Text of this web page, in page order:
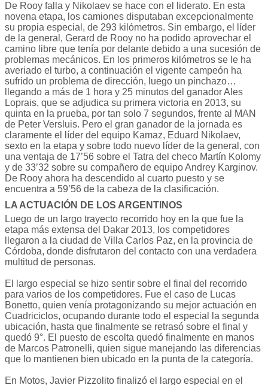
De Rooy falla y Nikolaev se hace con el liderato. En esta
novena etapa, los camiones disputaban excepcionalmente
su propia especial, de 293 kilómetros. Sin embargo, el líder
de la general, Gerard de Rooy no ha podido aprovechar el
camino libre que tenía por delante debido a una sucesión de
problemas mecánicos. En los primeros kilómetros se le ha
averiado el turbo, a continuación el vigente campeón ha
sufrido un problema de dirección, luego un pinchazo…
llegando a más de 1 hora y 25 minutos del ganador Ales
Loprais, que se adjudica su primera victoria en 2013, su
quinta en la prueba, por tan solo 7 segundos, frente al MAN
de Peter Versluis. Pero el gran ganador de la jornada es
claramente el líder del equipo Kamaz, Eduard Nikolaev,
sexto en la etapa y sobre todo nuevo líder de la general, con
una ventaja de 17’56 sobre el Tatra del checo Martín Kolomy
y de 33’32 sobre su compañero de equipo Andrey Karginov.
De Rooy ahora ha descendido al cuarto puesto y se
encuentra a 59’56 de la cabeza de la clasificación.
LA ACTUACIÓN DE LOS ARGENTINOS
Luego de un largo trayecto recorrido hoy en la que fue la
etapa más extensa del Dakar 2013, los competidores
llegaron a la ciudad de Villa Carlos Paz, en la provincia de
Córdoba, donde disfrutaron del contacto con una verdadera
multitud de personas.
El largo especial se hizo sentir sobre el final del recorrido
para varios de los competidores. Fue el caso de Lucas
Bonetto, quien venía protagonizando su mejor actuación en
Cuadriciclos, ocupando durante todo el especial la segunda
ubicación, hasta que finalmente se retrasó sobre el final y
quedó 9°. El puesto de escolta quedó finalmente en manos
de Marcos Patronelli, quien sigue manejando las diferencias
que lo mantienen bien ubicado en la punta de la categoría.
En Motos, Javier Pizzolito finalizó el largo especial en el